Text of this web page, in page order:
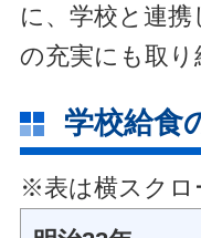
に、学校と連携
の充実にも取り
学校給食
※表は横スクロ